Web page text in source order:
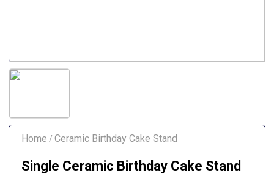
Home / Ceramic Birthday Cake Stand
Single Ceramic Birthday Cake Stand